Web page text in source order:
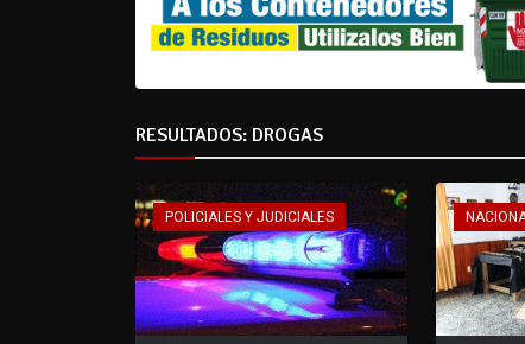
RESULTADOS: DROGAS
POLICIALES Y JUDICIALES